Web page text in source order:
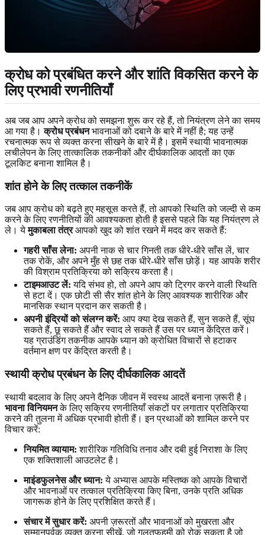
क्रोध को प्रबंधित करने और शांति विकसित करने के
लिए प्रभावी रणनीतियाँ
अब जब आप अपने क्रोध को समझना शुरू कर रहे हैं, तो नियंत्रण लेने का समय
आ गया है।क्रोध प्रबंधनभावनाओं को दबाने के बारे में नहीं है; यह उन्हें
रचनात्मक रूप से व्यक्त करना सीखने के बारे में है। इसमें स्थायी भावनात्मक
लचीलेपन के लिए तात्कालिक तकनीकों और दीर्घकालिक आदतों का एक
टूलकिट बनाना शामिल है।
शांत होने के लिए तत्काल तकनीकें
जब आप क्रोध को बढ़ते हुए महसूस करते हैं, तो आपको स्थिति को जल्दी से कम
करने के लिए रणनीतियों की आवश्यकता होती है इससे पहले कि यह नियंत्रण ले
ले। येमुकाबला तंत्रआपको खुद को शांत रखने में मदद कर सकते हैं:
गहरी साँस लेना: अपनी नाक से चार गिनती तक धीरे-धीरे साँस लें, चार
तक रोकें, और अपने मुँह से छह तक धीरे-धीरे साँस छोड़ें। यह आपके शरीर
की विश्राम प्रतिक्रिया को सक्रिय करता है।
टाइमआउट लें: यदि संभव हो, तो अपने आप को ट्रिगर करने वाली स्थिति
से हटा दें। एक छोटी सी सैर शांत होने के लिए आवश्यक शारीरिक और
मानसिक स्थान प्रदान कर सकती है।
अपनी इंद्रियों को संलग्न करें: आप क्या देख सकते हैं, सुन सकते हैं, सूंघ
सकते हैं, छू सकते हैं और स्वाद ले सकते हैं उस पर ध्यान केंद्रित करें।
यह ग्राउंडिंग तकनीक आपके ध्यान को क्रोधित विचारों से हटाकर
वर्तमान क्षण पर केंद्रित करती है।
स्थायी क्रोध प्रबंधन के लिए दीर्घकालिक आदतें
स्थायी बदलाव के लिए अपने दैनिक जीवन में स्वस्थ आदतें बनाना ज़रूरी है।
भावना विनियमनके लिए सक्रिय रणनीतियाँ संकटों पर लगातार प्रतिक्रिया
करने की तुलना में अधिक प्रभावी होती हैं। इन प्रथाओं को शामिल करने पर
विचार करें:
नियमित व्यायाम: शारीरिक गतिविधि तनाव और दबी हुई निराशा के लिए
एक शक्तिशाली आउटलेट है।
माइंडफुलनेस और ध्यान: ये अभ्यास आपके मस्तिष्क को आपके विचारों
और भावनाओं पर तत्काल प्रतिक्रिया किए बिना, उनके प्रति अधिक
जागरूक होने के लिए प्रशिक्षित करते हैं।
संचार में सुधार करें: अपनी ज़रूरतों और भावनाओं को मुखरता और
सम्मानपूर्वक व्यक्त करना सीखें, जो गलतफहमी को रोक सकता है जो